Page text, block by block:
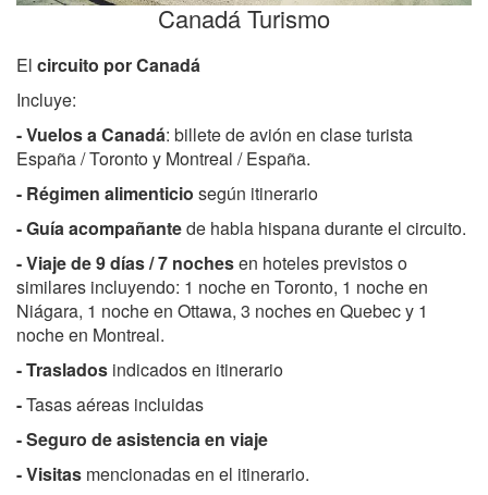
Canadá Turismo
El circuito por Canadá
Incluye:
- Vuelos a Canadá: billete de avión en clase turista
España / Toronto y Montreal / España.
- Régimen alimenticio según itinerario
- Guía acompañantede habla hispana durante el circuito.
- Viaje de 9 días / 7 nochesen hoteles previstos o
similares incluyendo: 1 noche en Toronto, 1 noche en
Niágara, 1 noche en Ottawa, 3 noches en Quebec y 1
noche en Montreal.
- Traslados indicados en itinerario
-Tasas aéreas incluidas
- Seguro de asistencia en viaje
-Visitas mencionadas en el itinerario.